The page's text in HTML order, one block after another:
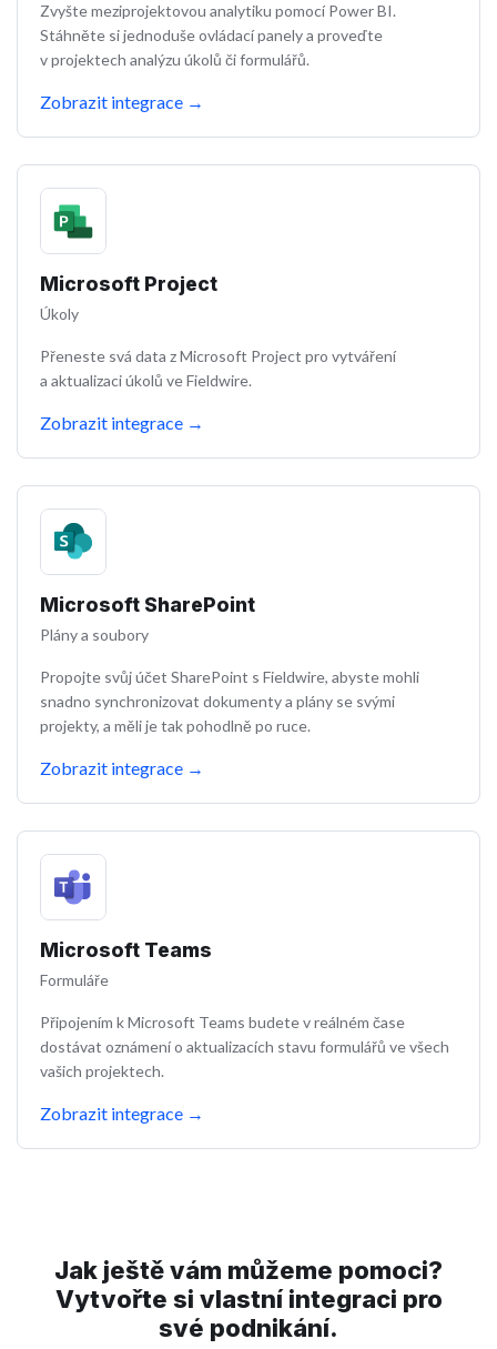
Zvyšte meziprojektovou analytiku pomocí Power BI.
Stáhněte si jednoduše ovládací panely a proveďte
v projektech analýzu úkolů či formulářů.
Zobrazit integrace →
Microsoft Project
Úkoly
Přeneste svá data z Microsoft Project pro vytváření
a aktualizaci úkolů ve Fieldwire.
Zobrazit integrace →
Microsoft SharePoint
Plány a soubory
Propojte svůj účet SharePoint s Fieldwire, abyste mohli
snadno synchronizovat dokumenty a plány se svými
projekty, a měli je tak pohodlně po ruce.
Zobrazit integrace →
Microsoft Teams
Formuláře
Připojením k Microsoft Teams budete v reálném čase
dostávat oznámení o aktualizacích stavu formulářů ve všech
vašich projektech.
Zobrazit integrace →
Jak ještě vám můžeme pomoci?
Vytvořte si vlastní integraci pro
své podnikání.